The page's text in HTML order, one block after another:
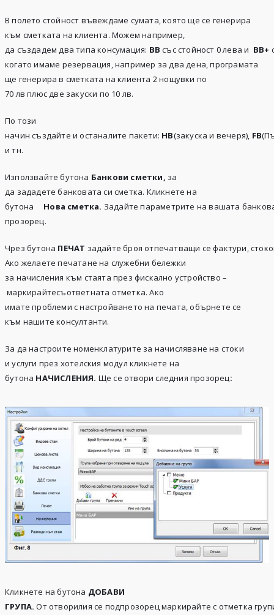
В полето стойност въвеждаме сумата, която ще се генерира
към сметката на клиента. Можем например,
да създадем два типа консумация: ВВсъс стойност 0 лева и ВВ+
когато имаме резервация, например за два дена, програмата
ще генерира в сметката на клиента 2 нощувки по
70 лв плюс две закуски по 10 лв.
По този
начин създайте и останалите пакети: НВ(закуска и вечеря), FB
и тн.
Използвайте бутона Банкови сметки, за
да зададете банковата си сметка. Кликнете на
бутона Нова сметка. Задайте параметрите на вашата
прозорец.
Чрез бутона ПЕЧАТ задайте броя отпечатващи се фактури,
Ако желаете печатане на служебни бележки
за начисления към стаята през фискално устройство –
маркирайтесъответната отметка. Ако
имате проблеми с настройването на печата, обърнете се
към нашите консултанти.
За да настроите номенклатурите за начисляване на стоки
и услуги през хотелския модул кликнете на
бутона НАЧИСЛЕНИЯ. Ще се отвори следния прозорец:
Кликнете на бутона ДОБАВИ
ГРУПА.От отворилия се подпрозорец маркирайте с отметка